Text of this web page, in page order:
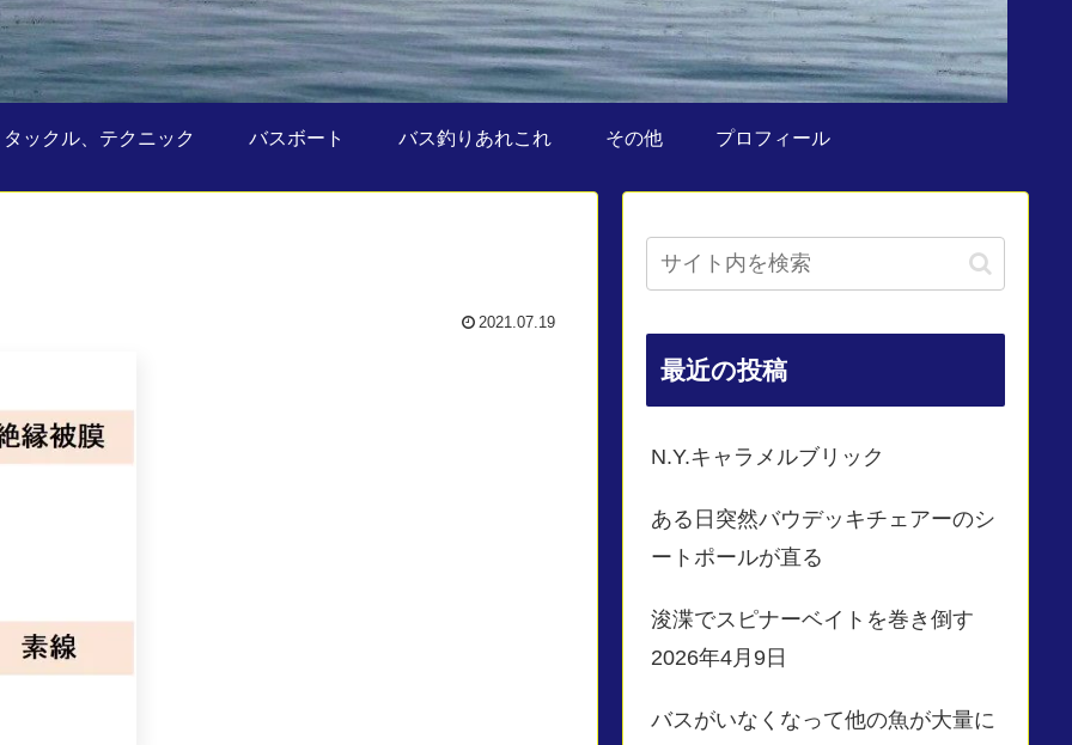
タックル、テクニック バスボート バス釣りあれこれ その他 プロフィール
2021.07.19
最近の投稿
N.Y.キャラメルブリック
ある日突然バウデッキチェアーのシ
ートポールが直る
浚渫でスピナーベイトを巻き倒す
2026年4月9日
バスがいなくなって他の魚が大量に